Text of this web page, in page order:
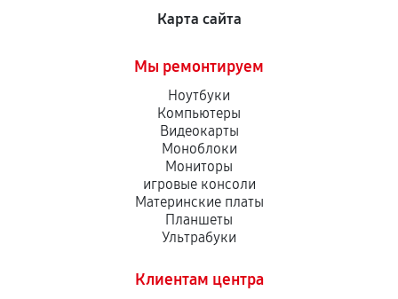
Карта сайта
Мы ремонтируем
Ноутбуки
Компьютеры
Видеокарты
Моноблоки
Мониторы
игровые консоли
Материнские платы
Планшеты
Ультрабуки
Клиентам центра